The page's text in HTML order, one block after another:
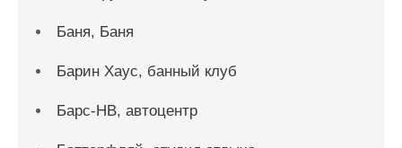
Баня, Баня
Барин Хаус, банный клуб
Барс-НВ, автоцентр